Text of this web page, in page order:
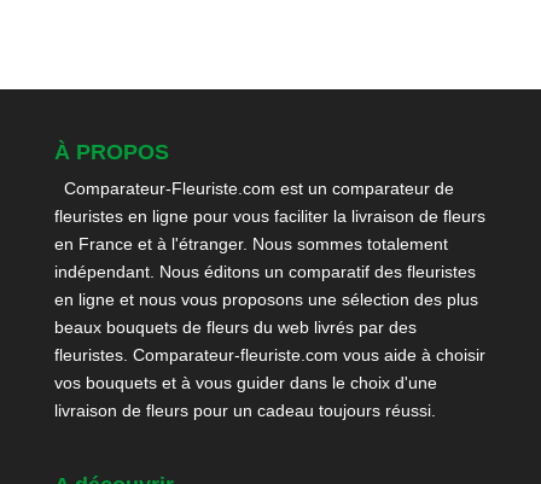
À PROPOS
Comparateur-Fleuriste.com est un comparateur de
fleuristes en ligne pour vous faciliter la livraison de fleurs
en France et à l'étranger. Nous sommes totalement
indépendant. Nous éditons un comparatif des fleuristes
en ligne et nous vous proposons une sélection des plus
beaux bouquets de fleurs du web livrés par des
fleuristes. Comparateur-fleuriste.com vous aide à choisir
vos bouquets et à vous guider dans le choix d'une
livraison de fleurs pour un cadeau toujours réussi.